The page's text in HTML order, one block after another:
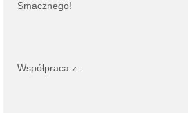
Smacznego!
Współpraca z: